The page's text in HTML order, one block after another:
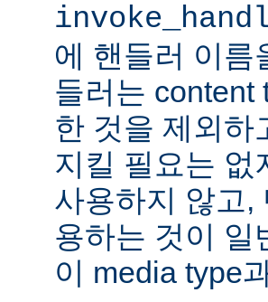
에 핸들러 이름
들러는 content
한 것을 제외하
지킬 필요는 없
사용하지 않고,
용하는 것이 일
이 media type